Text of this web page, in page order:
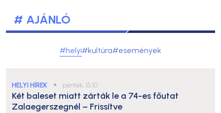
# AJÁNLÓ
#helyi#kultúra#események
HELYI HÍREK ● péntek, 15:10
Két baleset miatt zárták le a 74-es főutat
Zalaegerszegnél – Frissítve